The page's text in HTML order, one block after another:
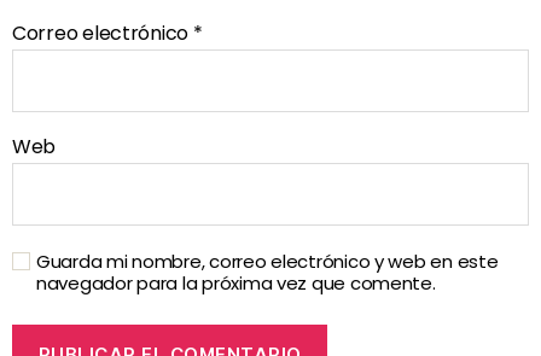
Correo electrónico *
Web
Guarda mi nombre, correo electrónico y web en este
navegador para la próxima vez que comente.